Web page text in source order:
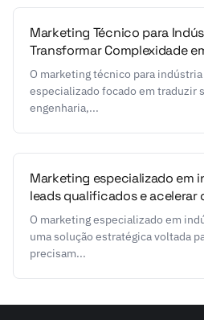
Marketing Técnico para
Transformar Complexidade
O marketing técnico para
especializado focado em traduzir
engenharia,...
Marketing especializado em
leads qualificados e acelerar
O marketing especializado em
uma solução estratégica voltada
precisam...